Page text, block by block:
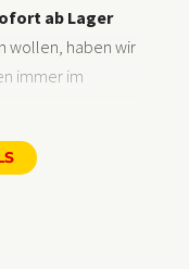
ab Lager
wollen, haben wir
immer im